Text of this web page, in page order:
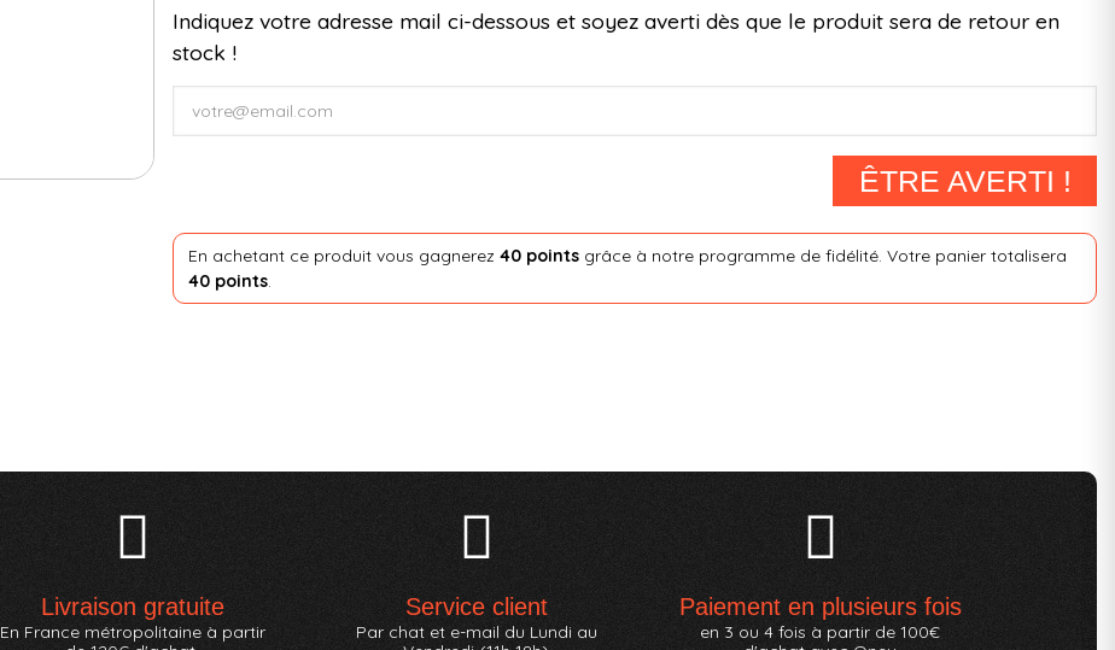
Indiquez votre adresse mail ci-dessous et soyez averti dès que le produit sera de retour en
stock !
ÊTRE AVERTI !
En achetant ce produit vous gagnerez 40 points grâce à notre programme de fidélité. Votre panier totalisera
40 points.
Livraison gratuite
En France métropolitaine à partir
Service client
Par chat et e-mail du Lundi au
Paiement en plusieurs fois
en 3 ou 4 fois à partir de 100€